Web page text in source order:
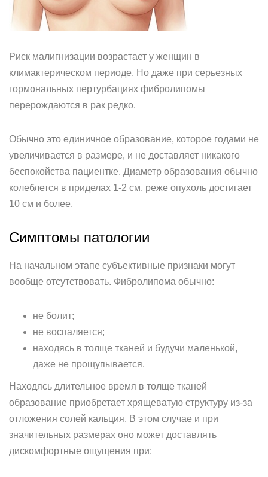
Риск малигнизации возрастает у женщин в
климактерическом периоде. Но даже при серьезных
гормональных пертурбациях фибролипомы
перерождаются в рак редко.
Обычно это единичное образование, которое годами не
увеличивается в размере, и не доставляет никакого
беспокойства пациентке. Диаметр образования обычно
колеблется в приделах 1-2 см, реже опухоль достигает
10 см и более.
Симптомы патологии
На начальном этапе субъективные признаки могут
вообще отсутствовать. Фибролипома обычно:
не болит;
не воспаляется;
находясь в толще тканей и будучи маленькой,
даже не прощупывается.
Находясь длительное время в толще тканей
образование приобретает хрящеватую структуру из-за
отложения солей кальция. В этом случае и при
значительных размерах оно может доставлять
дискомфортные ощущения при: